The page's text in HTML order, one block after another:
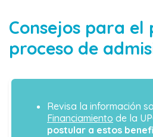
Consejos para el
proceso de
Revisa la información
Financiamiento de la
postular a estos